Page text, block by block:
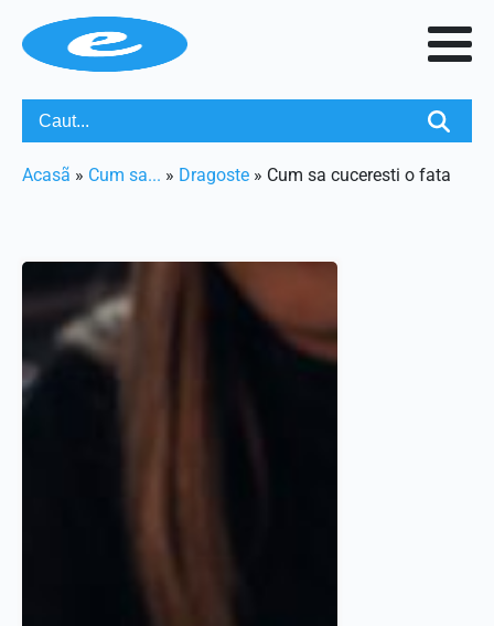
Acasã » Cum sa... » Dragoste » Cum sa cuceresti o fata